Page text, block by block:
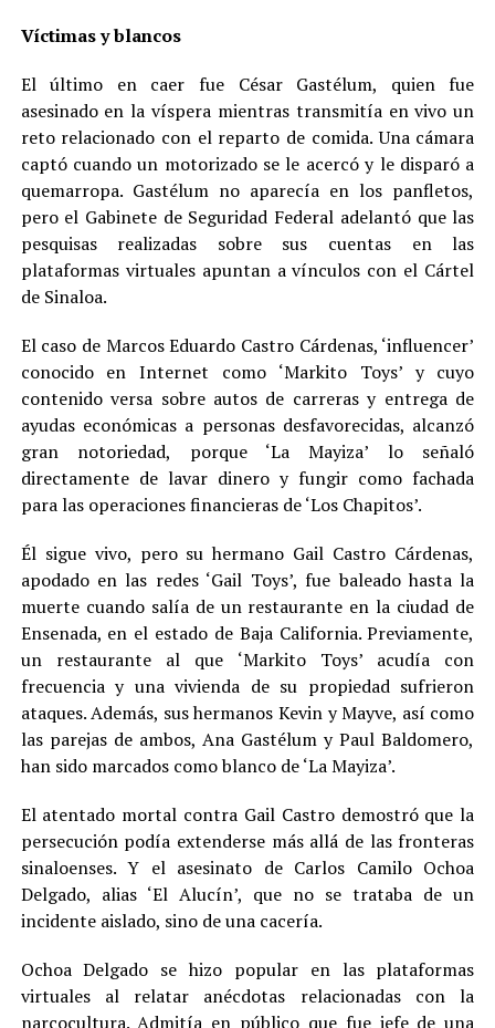
Víctimas y blancos
El último en caer fue César Gastélum, quien fue
asesinado en la víspera mientras transmitía en vivo un
reto relacionado con el reparto de comida. Una cámara
captó cuando un motorizado se le acercó y le disparó a
quemarropa. Gastélum no aparecía en los panfletos,
pero el Gabinete de Seguridad Federal adelantó que las
pesquisas realizadas sobre sus cuentas en las
plataformas virtuales apuntan a vínculos con el Cártel
de Sinaloa.
El caso de Marcos Eduardo Castro Cárdenas, ‘influencer’
conocido en Internet como ‘Markito Toys’ y cuyo
contenido versa sobre autos de carreras y entrega de
ayudas económicas a personas desfavorecidas, alcanzó
gran notoriedad, porque ‘La Mayiza’ lo señaló
directamente de lavar dinero y fungir como fachada
para las operaciones financieras de ‘Los Chapitos’.
Él sigue vivo, pero su hermano Gail Castro Cárdenas,
apodado en las redes ‘Gail Toys’, fue baleado hasta la
muerte cuando salía de un restaurante en la ciudad de
Ensenada, en el estado de Baja California. Previamente,
un restaurante al que ‘Markito Toys’ acudía con
frecuencia y una vivienda de su propiedad sufrieron
ataques. Además, sus hermanos Kevin y Mayve, así como
las parejas de ambos, Ana Gastélum y Paul Baldomero,
han sido marcados como blanco de ‘La Mayiza’.
El atentado mortal contra Gail Castro demostró que la
persecución podía extenderse más allá de las fronteras
sinaloenses. Y el asesinato de Carlos Camilo Ochoa
Delgado, alias ‘El Alucín’, que no se trataba de un
incidente aislado, sino de una cacería.
Ochoa Delgado se hizo popular en las plataformas
virtuales al relatar anécdotas relacionadas con la
narcocultura. Admitía en público que fue jefe de una